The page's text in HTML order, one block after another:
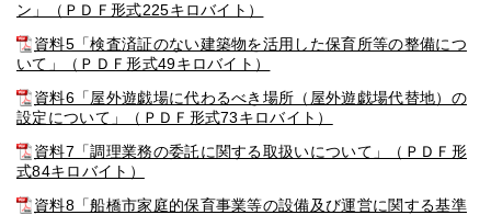
ン」（ＰＤＦ形式225キロバイト）
資料5「検査済証のない建築物を活用した保育所等の整備につ
いて」（ＰＤＦ形式49キロバイト）
資料6「屋外遊戯場に代わるべき場所（屋外遊戯場代替地）の
設定について」（ＰＤＦ形式73キロバイト）
資料7「調理業務の委託に関する取扱いについて」（ＰＤＦ形
式84キロバイト）
資料8「船橋市家庭的保育事業等の設備及び運営に関する基準